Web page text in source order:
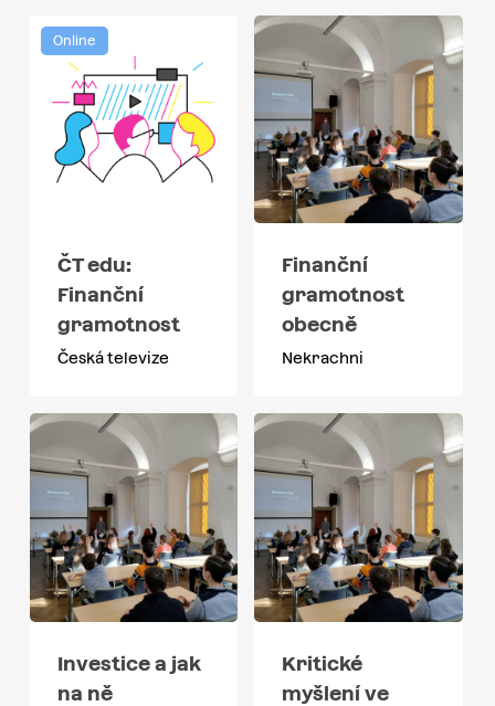
Online
ČT edu:
Finanční
gramotnost
Česká televize
Finanční
gramotnost
obecně
Nekrachni
Investice a jak
na ně
Kritické
myšlení ve